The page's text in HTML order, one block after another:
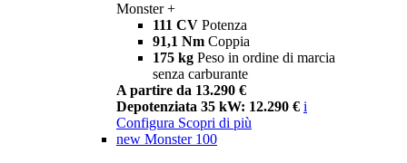
Monster +
111 CV Potenza
91,1 Nm Coppia
175 kg Peso in ordine di marcia
senza carburante
A partire da 13.290 €
Depotenziata 35 kW: 12.290 € i
Configura Scopri di più
new Monster 100